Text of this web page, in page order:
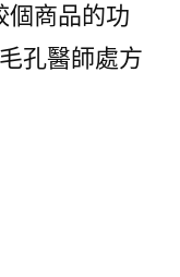
個商品的功
孔醫師處方